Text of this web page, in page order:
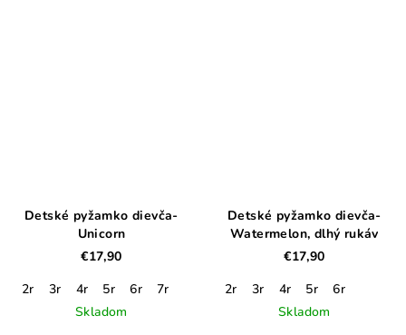
Detské pyžamko dievča-
Unicorn
€17,90
2r
3r 4r 5r 6r
7r
Skladom
Detské pyžamko dievča-
Watermelon, dlhý rukáv
€17,90
2r
3r 4r 5r
6r
Skladom